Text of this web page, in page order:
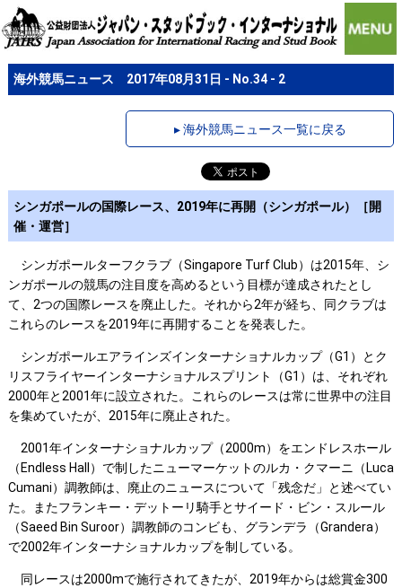
海外競馬ニュース 2017年08月31日 - No.34 - 2
▸ 海外競馬ニュース一覧に戻る
シンガポールの国際レース、2019年に再開（シンガポール）［開
催・運営］
シンガポールターフクラブ（Singapore Turf Club）は2015年、シ
ンガポールの競馬の注目度を高めるという目標が達成されたとし
て、2つの国際レースを廃止した。それから2年が経ち、同クラブは
これらのレースを2019年に再開することを発表した。
シンガポールエアラインズインターナショナルカップ（G1）とク
リスフライヤーインターナショナルスプリント（G1）は、それぞれ
2000年と2001年に設立された。これらのレースは常に世界中の注目
を集めていたが、2015年に廃止された。
2001年インターナショナルカップ（2000m）をエンドレスホール
（Endless Hall）で制したニューマーケットのルカ・クマーニ（Luca
Cumani）調教師は、廃止のニュースについて「残念だ」と述べてい
た。またフランキー・デットーリ騎手とサイード・ビン・スルール
（Saeed Bin Suroor）調教師のコンビも、グランデラ（Grandera）
で2002年インターナショナルカップを制している。
同レースは2000mで施行されてきたが、2019年からは総賞金300